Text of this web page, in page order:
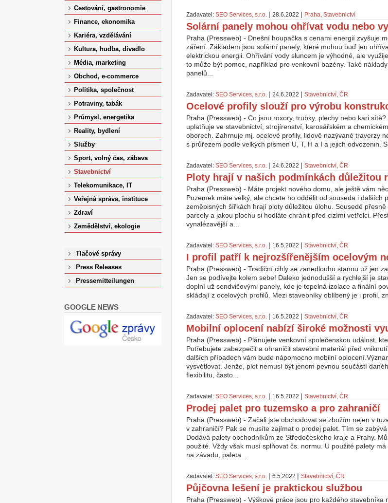
Zadavatel: SEO Services, s.r.o. | 28.6.2022 | Praha, Stavebnictví
Solární panely mohou ohřívat vodu nebo
Praha (Pressweb) - Dnešní houpačka s cenami energií zvyšuje
záření. Základem jsou solární panely, které mohou buď jen
elektrickou energii. Ohřívání vody sluncem je výhodné, ale
to může být pomoc, například pro venkovní bazény. Také
panelů...
Zadavatel: SEO Services, s.r.o. | 24.6.2022 | Stavebnictví, ČR
Ocelové profily slouží pro výrobu
Praha (Pressweb) - Co jsou roxory, trubky, plechy nebo kari
uplatňuje ve stavebnictví, strojírenství, karosářském a
oborech. Zahrnuje mj. ocelové profily, lidově nazývané traverzy
s průřezem podle velkých písmen U, T, H a I a jejich odvozenin.
Zadavatel: SEO Services, s.r.o. | 24.6.2022 | Stavebnictví, ČR
Ploty hrají v našich podmínkách důležitou
Praha (Pressweb) - Máte projekt nového domu, ale ještě vám
Pozemek máte velký, ale chcete ho oddělit od souseda i dalších
zeměpisných šířkách hrají ploty důležitou úlohu. Sousedé
parcely a jakou plochu si hodláte chránit před cizími vetřelci.
vynalézavější a...
Zadavatel: SEO Services, s.r.o. | 16.5.2022 | Stavebnictví, ČR
I profil patří k nejrozšířenějším ocelovým
Praha (Pressweb) - Tradiční cihly se zanedlouho stanou už jen
Jen se podívejte kolem sebe! Daleko jednodušší a rychlejší je
doplní už sendvičovými panely, kde je tepelná izolace a finální
skládají z ocelových profilů. Mezi stavebníky oblíbený je i profil,
Zadavatel: SEO Services, s.r.o. | 16.5.2022 | Stavebnictví, ČR
Mobilní oplocení nabízí široké možnosti
Praha (Pressweb) - Plánujete venkovní společenskou událost,
Potřebujete zabezpečit a ohraničit stavební materiál před
dalších případech vám bude nápomocno mobilní
vysvětlovat. Jenže, plot nemusí být jenom pevnou součástí
flexibilitu, často...
Zadavatel: SEO Services, s.r.o. | 16.5.2022 | Stavebnictví, ČR
Prodej palet pro tuzemsko a pro zahraničí
Praha (Pressweb) - Začali jste obchodovat se zbožím nejen v
v zahraničí? Pak se musíte zajímat o prodej palet. Tím se
Dodává palety obchodníkům ze Středočeského kraje a Prahy.
použité. Vždy však musí splňovat čs. normu. U použité palety
na závadu, paleta...
Zadavatel: SEO Services, s.r.o. | 6.5.2022 | Stavebnictví, ČR
Půjčovna lešení je praktickou službou
Praha (Pressweb) - Výškové práce jsou pro každého stavebníka
Cestování, gastronomie
Finance, ekonomika
Kariéra, vzdělávání
Kultura, hudba, divadlo
Média, marketing
Obchod, e-commerce
Politika, společnost
Potraviny, tabák
Průmysl, energetika
Reality, bydlení
Služby
Sport, volný čas, zábava
Stavebnictví
Telekomunikace, IT
Veřejná správa, instituce
Zdraví
Zemědělství, ekologie
Tlačové správy
Press Releases
Pressemitteilungen
GOOGLE NEWS